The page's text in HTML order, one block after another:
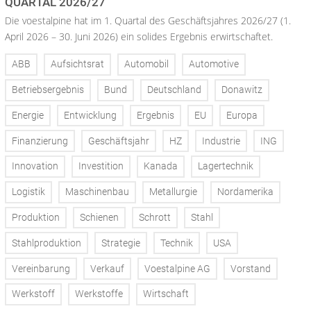
Die voestalpine hat im 1. Quartal des Geschäftsjahres 2026/27 (1.
April 2026 – 30. Juni 2026) ein solides Ergebnis erwirtschaftet.
ABB Aufsichtsrat Automobil Automotive
Betriebsergebnis Bund Deutschland Donawitz
Energie Entwicklung Ergebnis EU Europa
Finanzierung Geschäftsjahr HZ Industrie ING
Innovation Investition Kanada Lagertechnik
Logistik Maschinenbau Metallurgie Nordamerika
Produktion Schienen Schrott Stahl
Stahlproduktion Strategie Technik USA
Vereinbarung Verkauf Voestalpine AG Vorstand
Werkstoff Werkstoffe Wirtschaft